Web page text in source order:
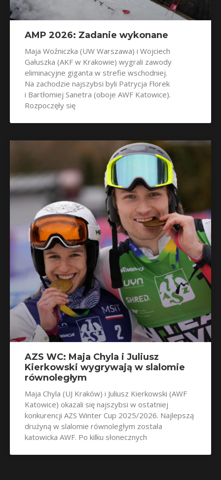
AMP 2026: Zadanie wykonane
Maja Woźniczka (UW Warszawa) i Wojciech
Gałuszka (AKF w Krakowie) wygrali zawody
eliminacyjne giganta w strefie wschodniej.
Na zachodzie najszybsi byli Patrycja Florek
i Bartłomiej Sanetra (oboje AWF Katowice).
Rozpoczęły się
AZS WC: Maja Chyla i Juliusz
Kierkowski wygrywają w slalomie
równoległym
Maja Chyla (UJ Kraków) i Juliusz Kierkowski (AWF
Katowice) okazali się najszybsi w ostatniej
konkurencji AZS Winter Cup 2025/2026. Najlepszą
drużyną w slalomie równoległym została
katowicka AWF. Po kilku słonecznych